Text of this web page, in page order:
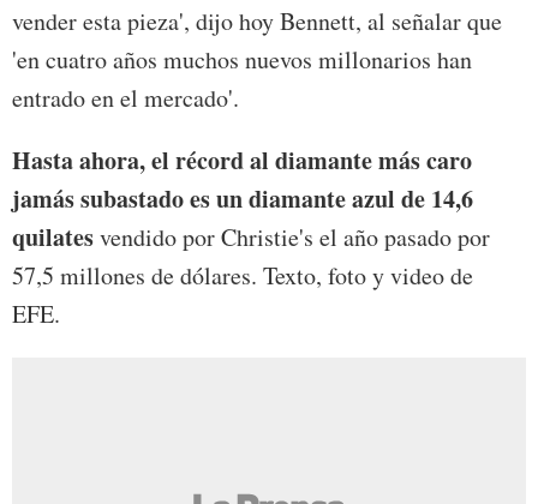
vender esta pieza', dijo hoy Bennett, al señalar que
'en cuatro años muchos nuevos millonarios han
entrado en el mercado'.
Hasta ahora, el récord al diamante más caro
jamás subastado es un diamante azul de 14,6
quilatesvendido por Christie's el año pasado por
57,5 millones de dólares. Texto, foto y video de
EFE.